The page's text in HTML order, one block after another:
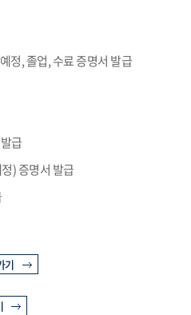
정, 졸업, 수료 증명서 발급
급
) 증명서 발급
기